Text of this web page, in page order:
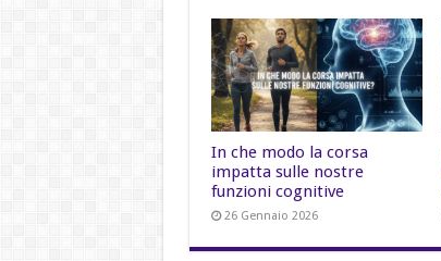
In che modo la corsa
impatta sulle nostre
funzioni cognitive
26 Gennaio 2026